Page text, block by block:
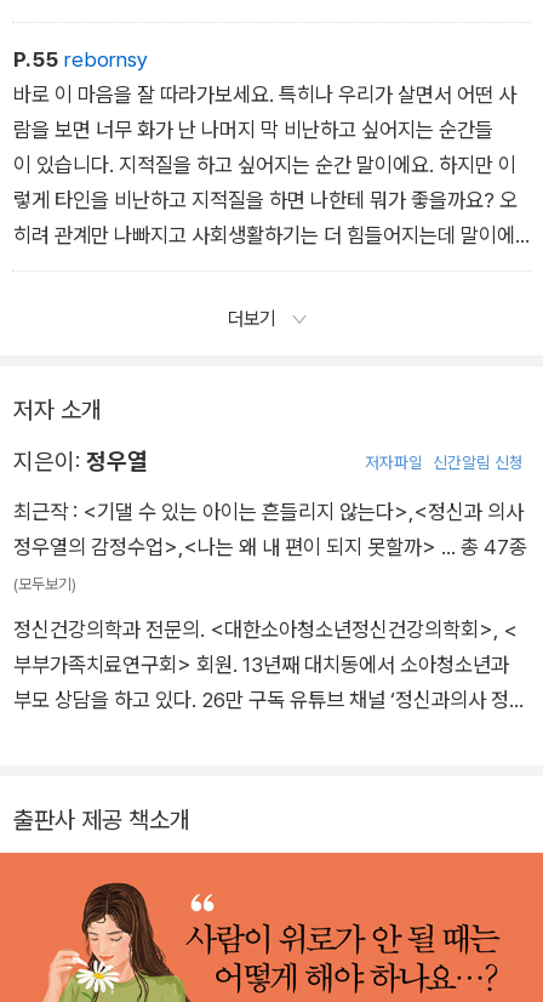
것 자체가 부담스러워지고 점점 혼자 고립될 수 있어요.
이 달라집니다. 혜선 씨의 경우 업무량이 과중해서 에너지가 고갈
된 상태가 아닌지를 먼저 의심해봐야합니다.
하지만 만약 그렇지 않다면 평상시에 관계 속에서자신의 감정
을 지나치게 통제하느라 힘을 주고 있는 게 아닌지 살펴볼 필요
가 있어요.
자기 자신을 속이지 않는 것, 자기감정을 있는 그대로 인정하는
데, 너무 싫어서 꼭꼭억눌러서 아예 의식하지 못하는 마음의 지하
실 안에 들어있을 뿐입니다.
이것을 심리학 용어로는 ‘그림자‘(혹은 그림자 자아)라고 해
요. 그 사람의 어떤 면이 싫으면 그냥 싫은거지, 왜 내가 못 견
딜 정도로 괴로운 걸까요? 사실 나 살기도 너무 바쁜데 ‘남이
사‘ 어떻든 말든 신경 안쓰면 그만인데 왜 이렇게 힘든 걸까
요? 그 사람의 행동 하나하나가 거슬릴 정도로 신경 쓰이고 견디
P.55 rebornsy
바로 이 마음을 잘 따라가보세요. 특히나 우리가 살면서 어떤 사
람을 보면 너무 화가 난 나머지 막 비난하고 싶어지는 순간들
이 있습니다. 지적질을 하고 싶어지는 순간 말이에요. 하지만 이
렇게 타인을 비난하고 지적질을 하면 나한테 뭐가 좋을까요? 오
히려 관계만 나빠지고 사회생활하기는 더 힘들어지는데 말이에
요.
군가의 어떤 면을비난하는 순간 내가 얻게 되는 이득을 말하는 거
거든요.
그게 과연 뭘까요? 바로 나는 안 그런 것 같은 느낌이 든다는거예
요. 불편하다고 느꼈던 그 사람의 특징을 막 비난하고나면 나
는 그렇지 않은 사람이 되니까 갈등이 사라지고 뭔가 편안한 느낌
을 받게 되거든요. 이것이 바로 그림자의 특징이에요.
문제는 여기서 느끼는 편안함이 임시방편이라는 거예요. ‘언 발
더보기
저자 소개
지은이: 정우열 저자파일 신간알림 신청
최근작 : <기댈 수 있는 아이는 흔들리지 않는다>,<정신과 의사
정우열의 감정수업>,<나는 왜 내 편이 되지 못할까> … 총 47종
(모두보기)
정신건강의학과 전문의. <대한소아청소년정신건강의학회>, <
부부가족치료연구회> 회원. 13년째 대치동에서 소아청소년과
부모 상담을 하고 있다. 26만 구독 유튜브 채널 ‘정신과의사 정우
세상의 엄마들을 뼛속 깊이 이해하게 되었고, ‘육아빠’라는 닉네
먼저 행복해야 한다’는 그의 균형 육아법은 엄마들의 지지와 사랑
을 받았고, 10년 넘게 활동할 수 있는 원동력이 되었다. 2016년
여성가족부 장관표창과 2017년 국무총리표창을 받았다. KBS
〈아침마당〉과 〈엄마의 탄생〉, SBS <오!마이베이비>, EBS 〈육아
출판사 제공 책소개